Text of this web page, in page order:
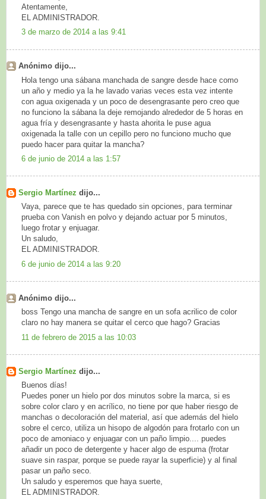
Atentamente,
EL ADMINISTRADOR.
3 de marzo de 2014 a las 9:41
Anónimo dijo...
Hola tengo una sábana manchada de sangre desde hace como
un año y medio ya la he lavado varias veces esta vez intente
con agua oxigenada y un poco de desengrasante pero creo que
no funciono la sábana la deje remojando alrededor de 5 horas en
agua fría y desengrasante y hasta ahorita le puse agua
oxigenada la talle con un cepillo pero no funciono mucho que
puedo hacer para quitar la mancha?
6 de junio de 2014 a las 1:57
Sergio Martínez dijo...
Vaya, parece que te has quedado sin opciones, para terminar
prueba con Vanish en polvo y dejando actuar por 5 minutos,
luego frotar y enjuagar.
Un saludo,
EL ADMINISTRADOR.
6 de junio de 2014 a las 9:20
Anónimo dijo...
boss Tengo una mancha de sangre en un sofa acrilico de color
claro no hay manera se quitar el cerco que hago? Gracias
11 de febrero de 2015 a las 10:03
Sergio Martínez dijo...
Buenos días!
Puedes poner un hielo por dos minutos sobre la marca, si es
sobre color claro y en acrílico, no tiene por que haber riesgo de
manchas o decoloración del material, así que además del hielo
sobre el cerco, utiliza un hisopo de algodón para frotarlo con un
poco de amoniaco y enjuagar con un paño limpio.... puedes
añadir un poco de detergente y hacer algo de espuma (frotar
suave sin raspar, porque se puede rayar la superficie) y al final
pasar un paño seco.
Un saludo y esperemos que haya suerte,
EL ADMINISTRADOR.